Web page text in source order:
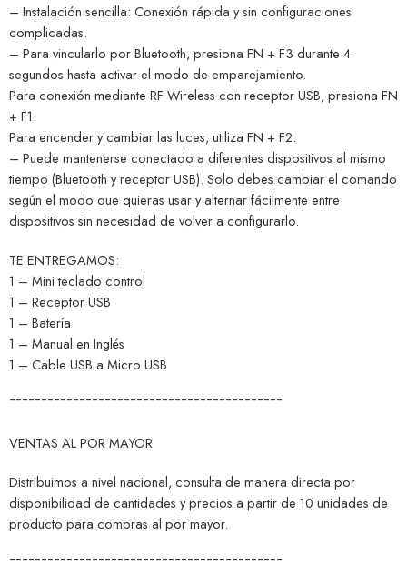
– Instalación sencilla: Conexión rápida y sin configuraciones
complicadas.
– Para vincularlo por Bluetooth, presiona FN + F3 durante 4
segundos hasta activar el modo de emparejamiento.
Para conexión mediante RF Wireless con receptor USB, presiona FN
+ F1.
Para encender y cambiar las luces, utiliza FN + F2.
– Puede mantenerse conectado a diferentes dispositivos al mismo
tiempo (Bluetooth y receptor USB). Solo debes cambiar el comando
según el modo que quieras usar y alternar fácilmente entre
dispositivos sin necesidad de volver a configurarlo.
TE ENTREGAMOS:
1 – Mini teclado control
1 – Receptor USB
1 – Batería
1 – Manual en Inglés
1 – Cable USB a Micro USB
¯¯¯¯¯¯¯¯¯¯¯¯¯¯¯¯¯¯¯¯¯¯¯¯¯¯¯¯¯¯¯¯¯¯¯¯¯¯¯¯¯¯¯
VENTAS AL POR MAYOR
Distribuimos a nivel nacional, consulta de manera directa por
disponibilidad de cantidades y precios a partir de 10 unidades de
producto para compras al por mayor.
¯¯¯¯¯¯¯¯¯¯¯¯¯¯¯¯¯¯¯¯¯¯¯¯¯¯¯¯¯¯¯¯¯¯¯¯¯¯¯¯¯¯¯